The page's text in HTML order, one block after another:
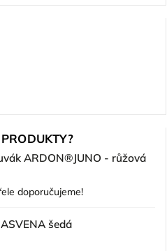
ARDON®JUNO - růžová
doporučujeme!
šedá